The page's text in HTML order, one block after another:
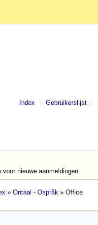
Index Gebruikerslijst
nieuwe aanmeldingen.
» Ontaal - Ospråk » Office